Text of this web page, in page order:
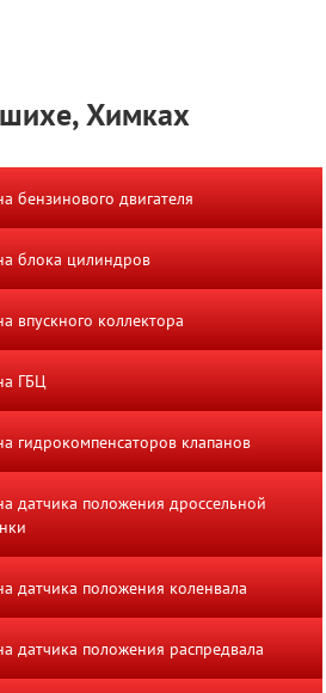
Химках
бензинового двигателя
блока цилиндров
впускного коллектора
ГБЦ
гидрокомпенсаторов клапанов
датчика положения дроссельной
датчика положения коленвала
датчика положения распредвала